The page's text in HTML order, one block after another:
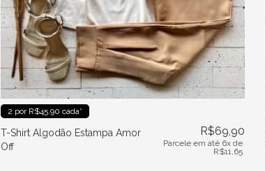
2 por R$45.90 cada*
T-Shirt Algodão Estampa Amor
Off
R$69,90
Parcele em até 6x de
R$11,65